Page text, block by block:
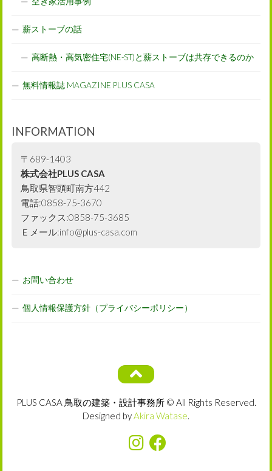
薪ストーブの話
高断熱・高気密住宅(NE-ST)と薪ストーブは共存できるのか
無料情報誌 MAGAZINE PLUS CASA
INFORMATION
〒689-1403
株式会社PLUS CASA
鳥取県智頭町南方442
電話:0858-75-3670
ファックス:0858-75-3685
Ｅメール:info@plus-casa.com
お問い合わせ
個人情報保護方針（プライバシーポリシー）
PLUS CASA 鳥取の建築・設計事務所 © All Rights Reserved.
Designed byAkira Watase.